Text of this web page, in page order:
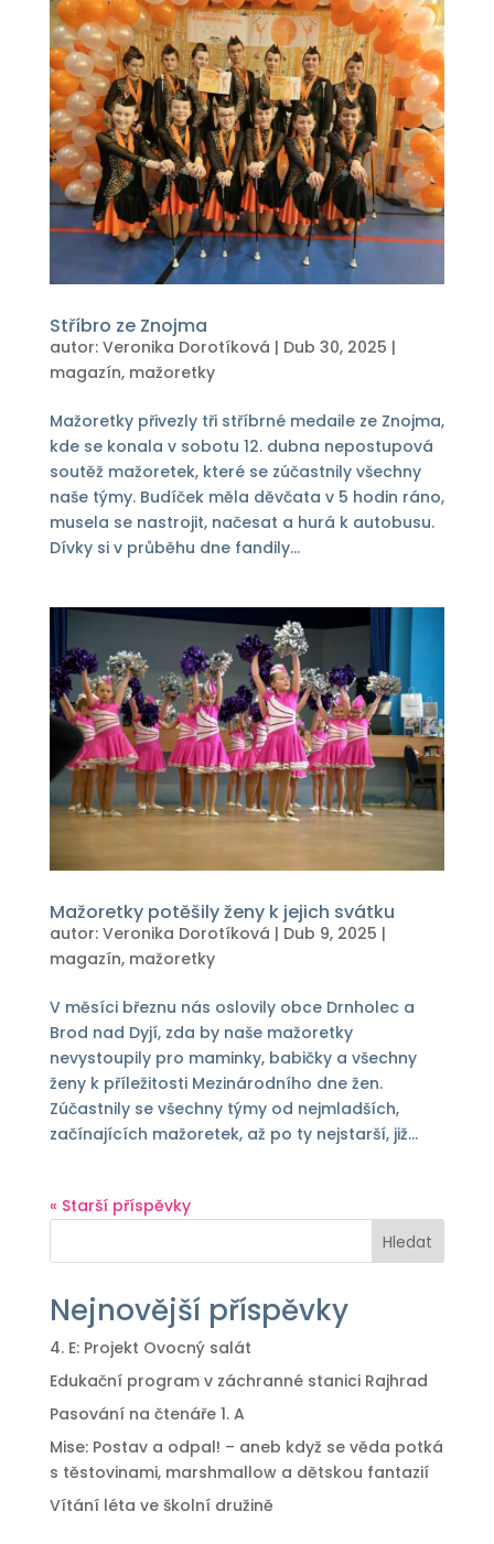
Stříbro ze Znojma
autor: Veronika Dorotíková | Dub 30, 2025 |
magazín, mažoretky
Mažoretky přivezly tři stříbrné medaile ze Znojma,
kde se konala v sobotu 12. dubna nepostupová
soutěž mažoretek, které se zúčastnily všechny
naše týmy. Budíček měla děvčata v 5 hodin ráno,
musela se nastrojit, načesat a hurá k autobusu.
Dívky si v průběhu dne fandily...
Mažoretky potěšily ženy k jejich svátku
autor: Veronika Dorotíková | Dub 9, 2025 |
magazín, mažoretky
V měsíci březnu nás oslovily obce Drnholec a
Brod nad Dyjí, zda by naše mažoretky
nevystoupily pro maminky, babičky a všechny
ženy k příležitosti Mezinárodního dne žen.
Zúčastnily se všechny týmy od nejmladších,
začínajících mažoretek, až po ty nejstarší, již...
« Starší příspěvky
Hledat
Nejnovější příspěvky
4. E: Projekt Ovocný salát
Edukační program v záchranné stanici Rajhrad
Pasování na čtenáře 1. A
Mise: Postav a odpal! – aneb když se věda potká
s těstovinami, marshmallow a dětskou fantazií
Vítání léta ve školní družině